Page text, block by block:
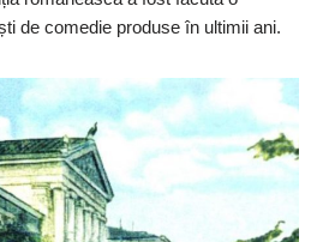
de comedie produse în ultimii ani.